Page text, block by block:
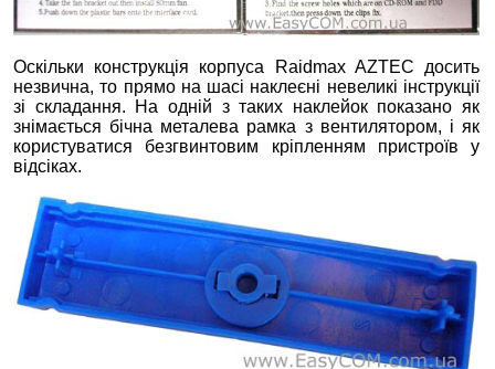
Оскільки конструкція корпуса Raidmax AZTEC досить
незвична, то прямо на шасі наклеєні невеликі інструкції
зі складання. На одній з таких наклейок показано як
знімається бічна металева рамка з вентилятором, і як
користуватися безгвинтовим кріпленням пристроїв у
відсіках.